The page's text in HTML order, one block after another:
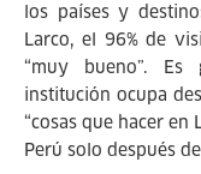
los países y
Larco, el 96% de
“muy bueno”.
institución ocupa
“cosas que hacer en
Perú solo después